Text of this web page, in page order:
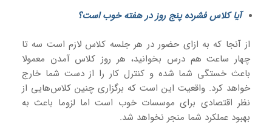
آیا کلاس فشرده پنج روز در هفته خوب است؟
از آنجا که به ازای حضور در هر جلسه کلاس لازم است سه تا
چهار ساعت هم درس بخوانید، هر روز کلاس آمدن معمولا
باعث خستگی شما شده و کنترل کار را از دست شما خارج
خواهد کرد. واقعیت این است که برگزاری چنین کلاس‌هایی از
نظر اقتصادی برای موسسات خوب است اما لزوما باعث به
بهبود عملکرد شما منجر نخواهد شد.